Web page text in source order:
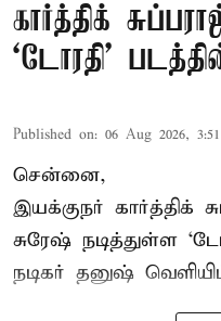
கார்த்திக்
`டோரதி'
Published on: 06 Aug 2026,
சென்னை,
இயக்குநர் கார்த்திக்
சுரேஷ் நடித்துள்ள
நடிகர் தனுஷ்